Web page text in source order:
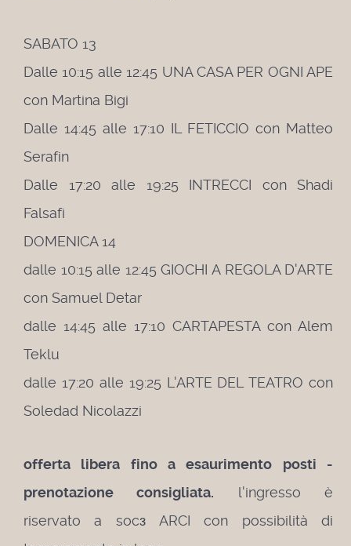
SABATO 13
Dalle 10:15 alle 12:45 UNA CASA PER OGNI APE
con Martina Bigi
Dalle 14:45 alle 17:10 IL FETICCIO con Matteo
Serafin
Dalle 17:20 alle 19:25 INTRECCI con Shadi
Falsafi
DOMENICA 14
dalle 10:15 alle 12:45 GIOCHI A REGOLA D'ARTE
con Samuel Detar
dalle 14:45 alle 17:10 CARTAPESTA con Alem
Teklu
dalle 17:20 alle 19:25 L'ARTE DEL TEATRO con
Soledad Nicolazzi
offerta libera fino a esaurimento posti -
prenotazione consigliata. l'ingresso è
riservato a socз ARCI con possibilità di